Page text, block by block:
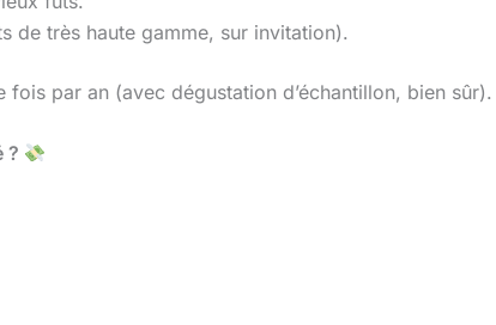
de très haute gamme, sur invitation).
par an (avec dégustation d’échantillon, bien
?